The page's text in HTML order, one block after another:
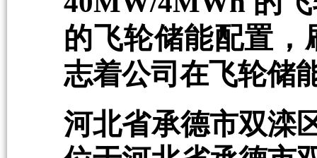
的飞轮储能配置
志着公司在飞轮储
河北省承德市双滦